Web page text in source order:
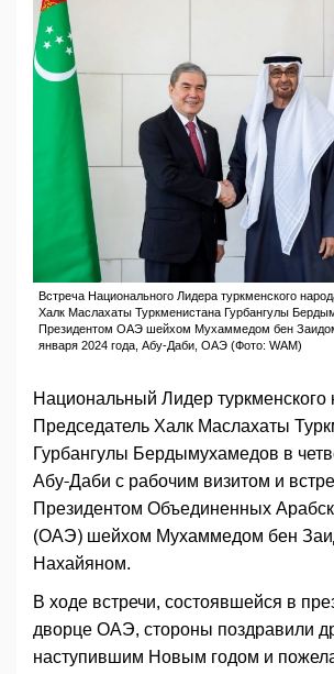
Встреча Национального Лидера туркменского
Халк Маслахаты Туркменистана Гурбангулы
Президентом ОАЭ шейхом Мухаммедом бен
января 2024 года, Абу-Даби, ОАЭ (Фото: WAM)
Национальный Лидер туркменского
Председатель Халк Маслахаты
Гурбангулы Бердымухамедов в
Абу-Даби с рабочим визитом и
Президентом Объединенных
(ОАЭ) шейхом Мухаммедом бен
Нахайяном.
В ходе встречи, состоявшейся в
дворце ОАЭ, стороны поздравили
наступившим Новым годом и